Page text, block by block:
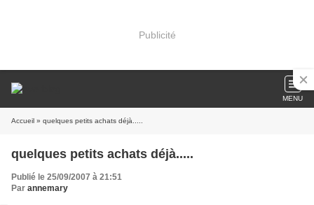
Publicité
MENU
Accueil » quelques petits achats déjà.....
quelques petits achats déjà.....
Publié le 25/09/2007 à 21:51
Par annemary